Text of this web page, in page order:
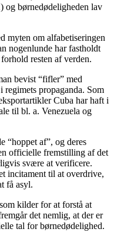
og børnedødeligheden lav
myten om alfabetiseringen
nogenlunde har fastholdt
resten af verden.
bevist “fifler” med
propaganda. Som
Cuba har haft i
til bl. a. Venezuela og
“hoppet af”, og deres
officielle fremstilling af det
svære at verificere.
incitament til at overdrive,
få asyl.
kilder for at forstå at
det nemlig, at der er
tal for børnedødelighed.